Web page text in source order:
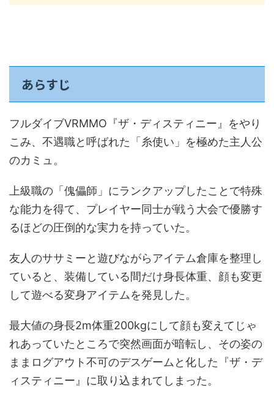
あらすじ
フルダイブVRMMO『ザ・ディスティニー』をやり
こみ、不遇職と呼ばれた「糸使い」を極めた主人公
のカミュ。
上級職の「傀儡師」にランクアップしたことで特殊
な能力を得て、プレイヤー同士が戦う大会で優勝す
るほどの圧倒的な実力を持っていた。
友人のササミーと遊びながらアイテム倉庫を整理し
ていると、装備している間だけ身長体重、顔も変更
して遊べる変身アイテムを発見した。
最大値の身長2m体重200kgにして顔も変えてじゃ
れあっていたところで突然画面が暗転し、その姿の
ままログアウト不可のデスゲームと化した『ザ・デ
ィスティニー』に取り込まれてしまった。